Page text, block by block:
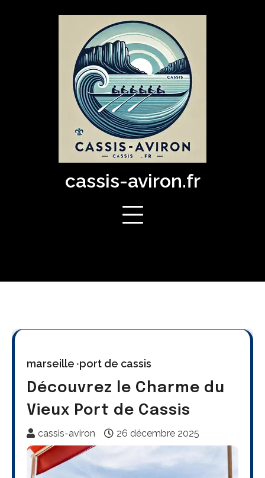
cassis-aviron.fr
marseille port de cassis
Découvrez le Charme du
Vieux Port de Cassis
cassis-aviron 26 décembre 2025